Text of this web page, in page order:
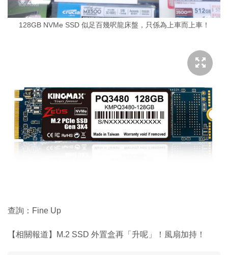
128GB NVMe SSD 似足百幾呎龍床盤，只係為上車而上車！
查詢：Fine Up
【相關報道】M.2 SSD 外置盒再「升呢」！風扇加持！